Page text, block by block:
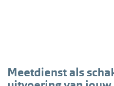
Meetdienst als